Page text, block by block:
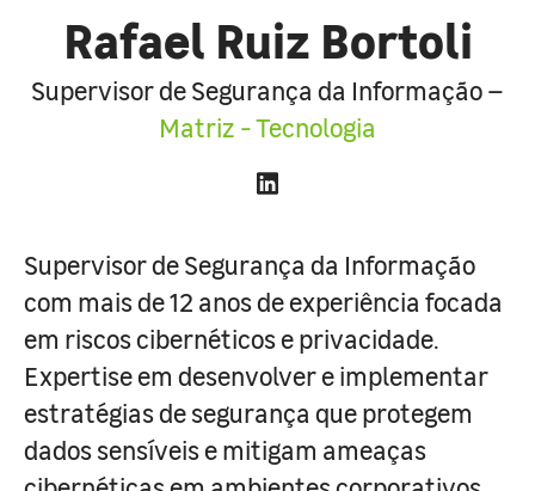
Rafael Ruiz Bortoli
Supervisor de Segurança da Informação –
Matriz - Tecnologia
Supervisor de Segurança da Informação
com mais de 12 anos de experiência focada
em riscos cibernéticos e privacidade.
Expertise em desenvolver e implementar
estratégias de segurança que protegem
dados sensíveis e mitigam ameaças